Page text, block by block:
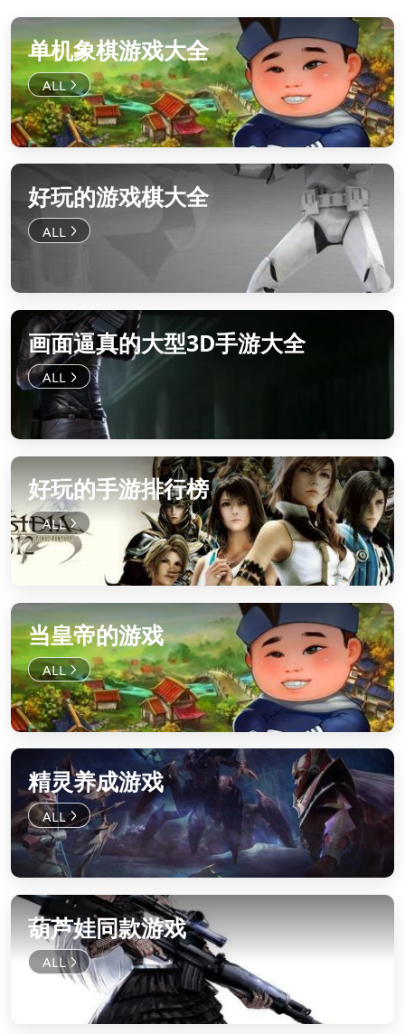
单机象棋游戏大全
好玩的游戏棋大全
画面逼真的大型3D手游大全
好玩的手游排行榜
当皇帝的游戏
精灵养成游戏
葫芦娃同款游戏